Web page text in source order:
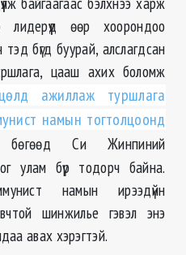
лидерүүд өөр хоорондоо
бүгд буурай, алслагдсан
цааш ахих боломж
ажиллаж туршлага
намын тогтолцоонд
бөгөөд Си Жинпиний
улам бүр тодорч байна.
намын ирээдүйн
шинжилье гэвэл энэ
авах хэрэгтэй.